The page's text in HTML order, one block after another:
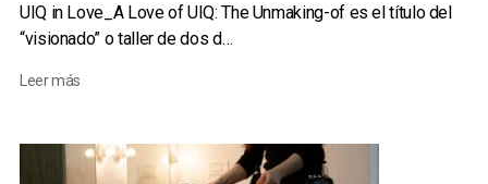
UIQ in Love_A Love of UIQ: The Unmaking-of es el título del
“visionado” o taller de dos d…
Leer más